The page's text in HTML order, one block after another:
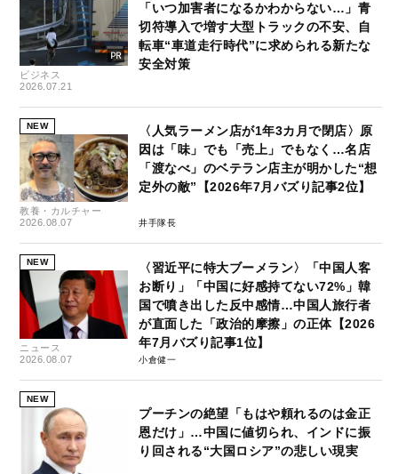
ビジネス
2026.07.21
「いつ加害者になるかわからない…」青
切符導入で増す大型トラックの不安、自
転車“車道走行時代”に求められる新たな
安全対策
NEW
教養・カルチャー
2026.08.07
〈人気ラーメン店が1年3カ月で閉店〉原
因は「味」でも「売上」でもなく…名店
「渡なべ」のベテラン店主が明かした“想
定外の敵”【2026年7月バズり記事2位】
井手隊長
NEW
ニュース
2026.08.07
〈習近平に特大ブーメラン〉「中国人客
お断り」「中国に好感持てない72%」韓
国で噴き出した反中感情…中国人旅行者
が直面した「政治的摩擦」の正体【2026
年7月バズり記事1位】
小倉健一
NEW
プーチンの絶望「もはや頼れるのは金正
恩だけ」…中国に値切られ、インドに振
り回される“大国ロシア”の悲しい現実